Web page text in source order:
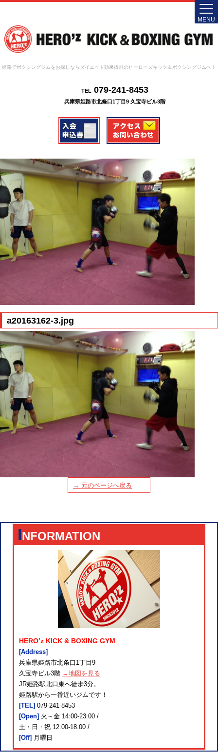
姫路でボクシングジムをお探しならダイエット効果抜群のヒーローズキック＆ボクシングジムへ！
TEL079-241-8453
兵庫県姫路市北條口1丁目9 久宝寺ビル3階
MENU
a20163162-3.jpg
→ 元のページへ戻る
INFORMATION
HERO’z KICK & BOXING GYM
[Address]
兵庫県姫路市北条口1丁目9
久宝寺ビル3階 →地図を見る
JR姫路駅北口東へ徒歩3分。
姫路駅から一番近いジムです！
[TEL] 079-241-8453
[Open] 火～金 14:00-23:00 /
土・日・祝 12:00-18:00 /
[Off] 月曜日